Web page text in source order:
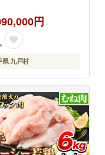
円
県 九戸村